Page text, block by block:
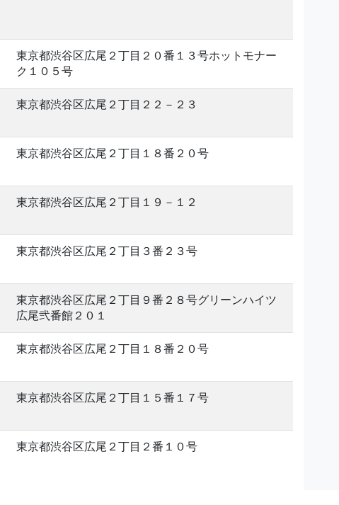
東京都渋谷区広尾２丁目２０番１３号ホットモナー
ク１０５号
東京都渋谷区広尾２丁目２２－２３
東京都渋谷区広尾２丁目１８番２０号
東京都渋谷区広尾２丁目１９－１２
東京都渋谷区広尾２丁目３番２３号
東京都渋谷区広尾２丁目９番２８号グリーンハイツ
広尾弐番館２０１
東京都渋谷区広尾２丁目１８番２０号
東京都渋谷区広尾２丁目１５番１７号
東京都渋谷区広尾２丁目２番１０号